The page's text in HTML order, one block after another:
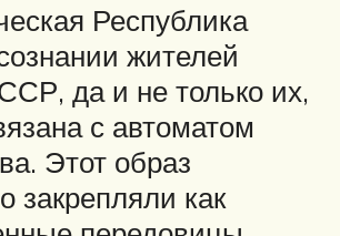
Республика
жителей
да и не только их,
с автоматом
Этот образ
закрепляли как